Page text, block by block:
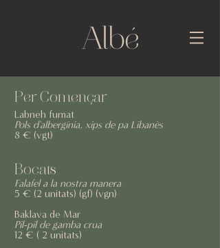
Per Començar
Labneh fumat
Pols d'albergínia, xips de pa Libanès
8 € (vgt)
Bocats
Falafel a la nostra manera
5 € (2 unitats) (gf) (vgn)
Baklava de Mar
Pil-pil de gamba crua
12 € ( 2 unitats)